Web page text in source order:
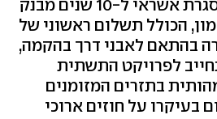
ימומנו באמצעות מסגרת אשראי ל-10 שנים מבנק
הכולל תשלום ראשוני של
בהתאם לאבני דרך בהקמה,
לפרויקט התשתית
בתזרים המזומנים
בעיקרו על חוזים ארוכי